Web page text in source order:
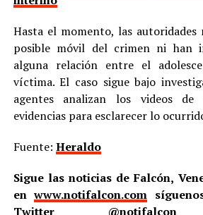
Hasta el momento, las autoridades
posible móvil del crimen ni han
alguna relación entre el
víctima. El caso sigue bajo
agentes analizan los videos
evidencias para esclarecer lo
Fuente: Heraldo
Sigue las noticias de Falcón,
enwww.notifalcon.com
Twitter @notifalcon